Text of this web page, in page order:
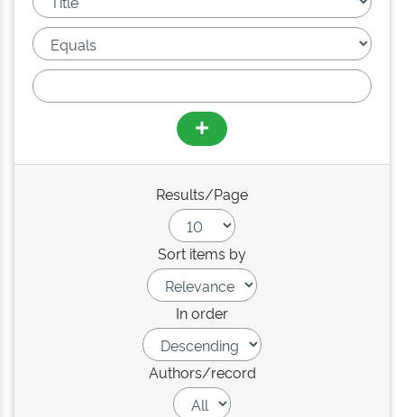
Results/Page
Sort items by
In order
Authors/record